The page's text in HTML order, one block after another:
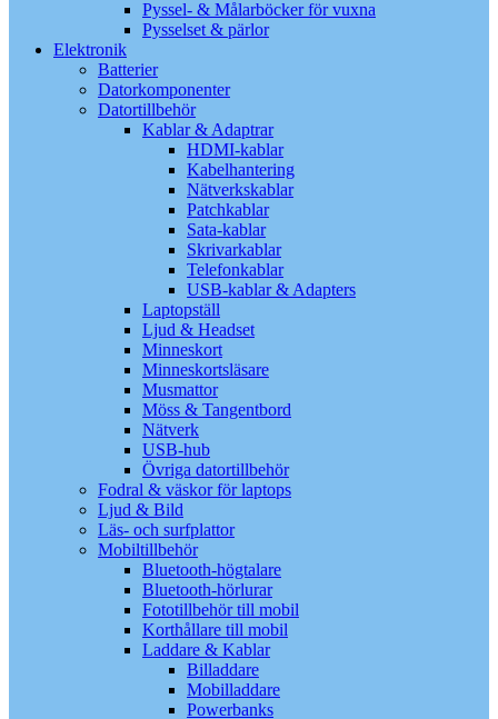
Pyssel- & Målarböcker för vuxna
Pysselset & pärlor
Elektronik
Batterier
Datorkomponenter
Datortillbehör
Kablar & Adaptrar
HDMI-kablar
Kabelhantering
Nätverkskablar
Patchkablar
Sata-kablar
Skrivarkablar
Telefonkablar
USB-kablar & Adapters
Laptopställ
Ljud & Headset
Minneskort
Minneskortsläsare
Musmattor
Möss & Tangentbord
Nätverk
USB-hub
Övriga datortillbehör
Fodral & väskor för laptops
Ljud & Bild
Läs- och surfplattor
Mobiltillbehör
Bluetooth-högtalare
Bluetooth-hörlurar
Fototillbehör till mobil
Korthållare till mobil
Laddare & Kablar
Billaddare
Mobilladdare
Powerbanks